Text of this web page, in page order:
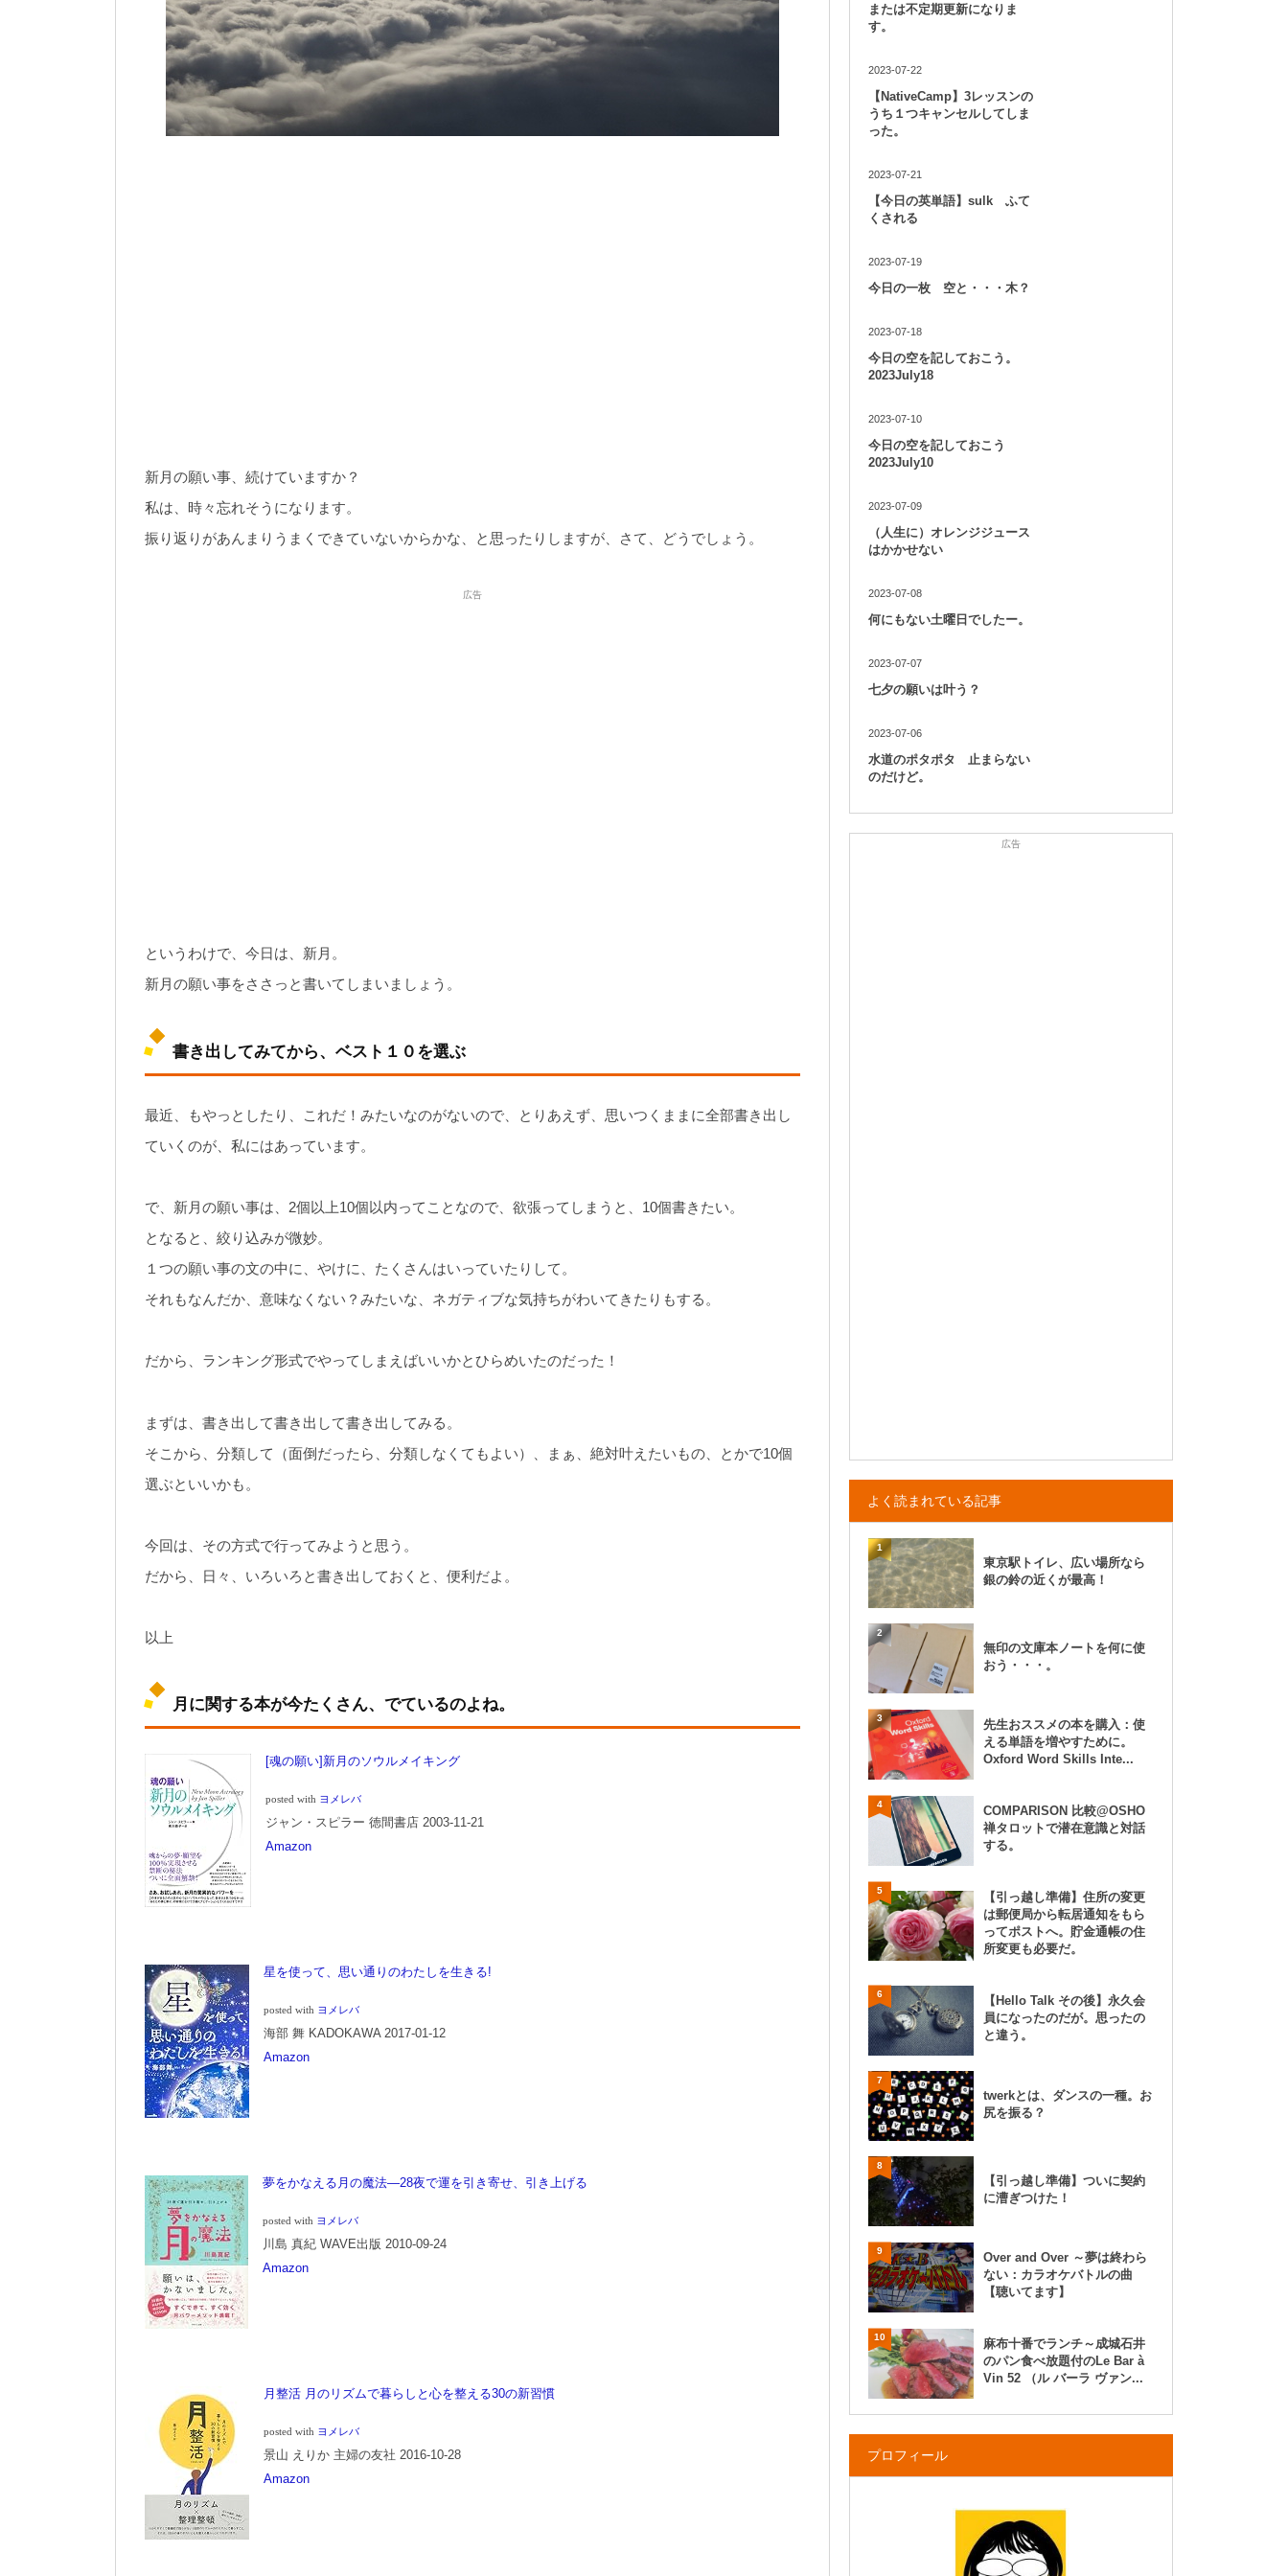
新月の願い事、続けていますか？
私は、時々忘れそうになります。
振り返りがあんまりうまくできていないからかな、と思ったりしますが、さて、どうでしょう。
広告
というわけで、今日は、新月。
新月の願い事をささっと書いてしまいましょう。
書き出してみてから、ベスト１０を選ぶ
最近、もやっとしたり、これだ！みたいなのがないので、とりあえず、思いつくままに全部書き出し
ていくのが、私にはあっています。
で、新月の願い事は、2個以上10個以内ってことなので、欲張ってしまうと、10個書きたい。
となると、絞り込みが微妙。
１つの願い事の文の中に、やけに、たくさんはいっていたりして。
それもなんだか、意味なくない？みたいな、ネガティブな気持ちがわいてきたりもする。
だから、ランキング形式でやってしまえばいいかとひらめいたのだった！
まずは、書き出して書き出して書き出してみる。
そこから、分類して（面倒だったら、分類しなくてもよい）、まぁ、絶対叶えたいもの、とかで10個
選ぶといいかも。
今回は、その方式で行ってみようと思う。
だから、日々、いろいろと書き出しておくと、便利だよ。
以上
月に関する本が今たくさん、でているのよね。
[魂の願い]新月のソウルメイキング
posted with ヨメレバ
ジャン・スピラー 徳間書店 2003-11-21
Amazon
星を使って、思い通りのわたしを生きる!
posted with ヨメレバ
海部 舞 KADOKAWA 2017-01-12
Amazon
夢をかなえる月の魔法―28夜で運を引き寄せ、引き上げる
posted with ヨメレバ
川島 真紀 WAVE出版 2010-09-24
Amazon
月整活 月のリズムで暮らしと心を整える30の新習慣
posted with ヨメレバ
景山 えりか 主婦の友社 2016-10-28
Amazon
または不定期更新になりま
す。
2023-07-22
【NativeCamp】3レッスンの
うち１つキャンセルしてしま
った。
2023-07-21
【今日の英単語】sulk ふて
くされる
2023-07-19
今日の一枚 空と・・・木？
2023-07-18
今日の空を記しておこう。
2023July18
2023-07-10
今日の空を記しておこう
2023July10
2023-07-09
（人生に）オレンジジュース
はかかせない
2023-07-08
何にもない土曜日でしたー。
2023-07-07
七夕の願いは叶う？
2023-07-06
水道のポタポタ 止まらない
のだけど。
広告
よく読まれている記事
1
東京駅トイレ、広い場所なら
銀の鈴の近くが最高！
2
無印の文庫本ノートを何に使
おう・・・。
3
先生おススメの本を購入：使
える単語を増やすために。
Oxford Word Skills Inte...
4
COMPARISON 比較@OSHO
禅タロットで潜在意識と対話
する。
5
【引っ越し準備】住所の変更
は郵便局から転居通知をもら
ってポストへ。貯金通帳の住
所変更も必要だ。
6
【Hello Talk その後】永久会
員になったのだが。思ったの
と違う。
7
twerkとは、ダンスの一種。お
尻を振る？
8
【引っ越し準備】ついに契約
に漕ぎつけた！
9
Over and Over ～夢は終わら
ない：カラオケバトルの曲
【聴いてます】
10
麻布十番でランチ～成城石井
のパン食べ放題付のLe Bar à
Vin 52 （ル バーラ ヴァン...
プロフィール